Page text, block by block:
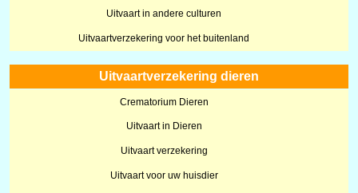
Uitvaart in andere culturen
Uitvaartverzekering voor het buitenland
Uitvaartverzekering dieren
Crematorium Dieren
Uitvaart in Dieren
Uitvaart verzekering
Uitvaart voor uw huisdier